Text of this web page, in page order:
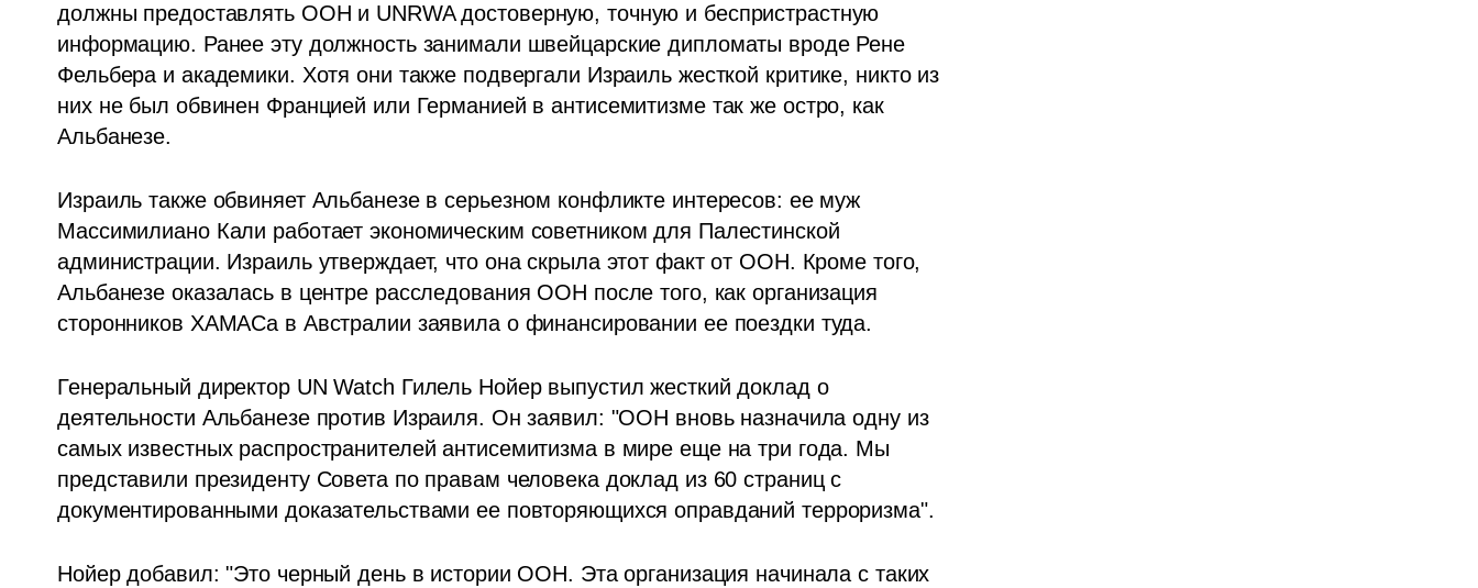
должны предоставлять ООН и UNRWA достоверную, точную и беспристрастную
информацию. Ранее эту должность занимали швейцарские дипломаты вроде Рене
Фельбера и академики. Хотя они также подвергали Израиль жесткой критике, никто из
них не был обвинен Францией или Германией в антисемитизме так же остро, как
Альбанезе.
Израиль также обвиняет Альбанезе в серьезном конфликте интересов: ее муж
Массимилиано Кали работает экономическим советником для Палестинской
администрации. Израиль утверждает, что она скрыла этот факт от ООН. Кроме того,
Альбанезе оказалась в центре расследования ООН после того, как организация
сторонников ХАМАСа в Австралии заявила о финансировании ее поездки туда.
Генеральный директор UN Watch Гилель Нойер выпустил жесткий доклад о
деятельности Альбанезе против Израиля. Он заявил: "ООН вновь назначила одну из
самых известных распространителей антисемитизма в мире еще на три года. Мы
представили президенту Совета по правам человека доклад из 60 страниц с
документированными доказательствами ее повторяющихся оправданий терроризма".
Нойер добавил: "Это черный день в истории ООН. Эта организация начинала с таких